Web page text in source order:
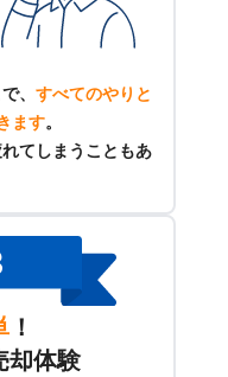
、 すべてのやりと
ます。
てしまうこともあ
！
却体験